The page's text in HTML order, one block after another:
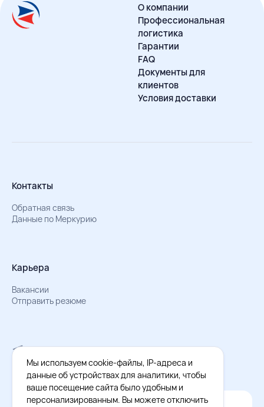
О компании
Профессиональная
логистика
Гарантии
FAQ
Документы для
клиентов
Условия доставки
Контакты
Обратная связь
Данные по Меркурию
Карьера
Вакансии
Отправить резюме
Мы в Телеграм
Документы об обработке персональных данных
Охрана труда – результаты СОУТ
Официальное приложение Восток - Запад
Мы используем cookie-файлы, IP-адреса и
данные об устройствах для аналитики, чтобы
ваше посещение сайта было удобным и
персонализированным. Вы можете отключить